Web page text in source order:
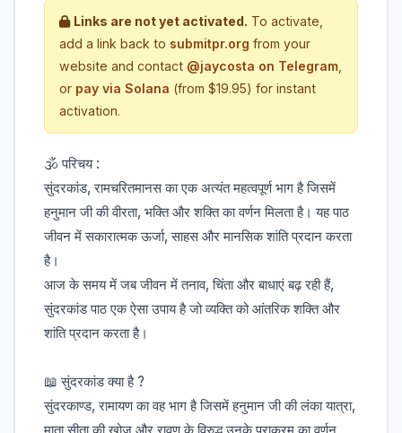
Links are not yet activated. To activate,
add a link back to submitpr.org from your
website and contact @jaycosta on Telegram,
or pay via Solana (from $19.95) for instant
activation.
🕉️ परिचय :
सुंदरकांड, रामचरितमानस का एक अत्यंत महत्वपूर्ण भाग है जिसमें
हनुमान जी की वीरता, भक्ति और शक्ति का वर्णन मिलता है। यह पाठ
जीवन में सकारात्मक ऊर्जा, साहस और मानसिक शांति प्रदान करता
है।
आज के समय में जब जीवन में तनाव, चिंता और बाधाएं बढ़ रही हैं,
सुंदरकांड पाठ एक ऐसा उपाय है जो व्यक्ति को आंतरिक शक्ति और
शांति प्रदान करता है।
📖 सुंदरकांड क्या है ?
सुंदरकाण्ड, रामायण का वह भाग है जिसमें हनुमान जी की लंका यात्रा,
माता सीता की खोज और रावण के विरुद्ध उनके पराक्रम का वर्णन